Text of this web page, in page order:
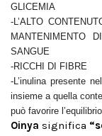
GLICEMIA
-L’ALTO
MANTENIMENTO
SANGUE
-RICCHI DI FIBRE
-L’inulina presente
insieme a quella
può favorire
Oinya significa